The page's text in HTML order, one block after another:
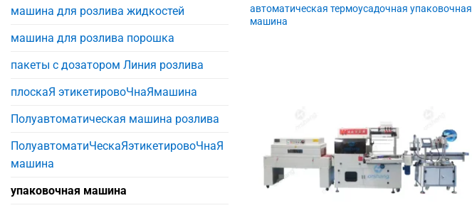
машина для розлива жидкостей
машина для розлива порошка
пакеты с дозатором Линия розлива
плоскаЯ этикетировоЧнаЯмашина
Полуавтоматическая машина розлива
ПолуавтоматиЧескаЯэтикетировоЧнаЯ
машина
упаковочная машина
автоматическая термоусадочная упаковочная
машина